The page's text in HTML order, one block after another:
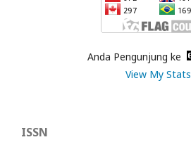
Anda Pengunjung ke
View My Stats
ISSN